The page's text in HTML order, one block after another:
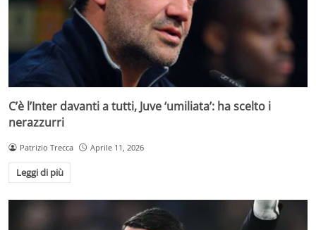
C’è l’Inter davanti a tutti, Juve ‘umiliata’: ha scelto i
nerazzurri
Patrizio Trecca Aprile 11, 2026
Leggi di più